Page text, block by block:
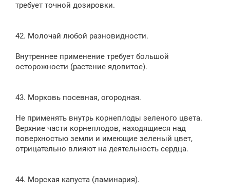
требует точной дозировки.
42. Молочай любой разновидности.
Внутреннее применение требует большой
осторожности (растение ядовитое).
43. Морковь посевная, огородная.
Не применять внутрь корнеплоды зеленого цвета.
Верхние части корнеплодов, находящиеся над
поверхностью земли и имеющие зеленый цвет,
отрицательно влияют на деятельность сердца.
44. Морская капуста (ламинария).